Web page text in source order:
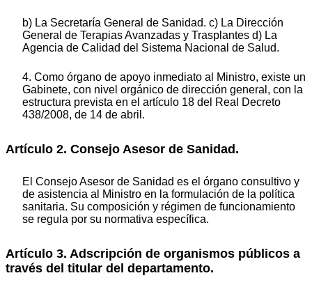
b) La Secretaría General de Sanidad. c) La Dirección
General de Terapias Avanzadas y Trasplantes d) La
Agencia de Calidad del Sistema Nacional de Salud.
4. Como órgano de apoyo inmediato al Ministro, existe un
Gabinete, con nivel orgánico de dirección general, con la
estructura prevista en el artículo 18 del Real Decreto
438/2008, de 14 de abril.
Artículo 2. Consejo Asesor de Sanidad.
El Consejo Asesor de Sanidad es el órgano consultivo y
de asistencia al Ministro en la formulación de la política
sanitaria. Su composición y régimen de funcionamiento
se regula por su normativa específica.
Artículo 3. Adscripción de organismos públicos a
través del titular del departamento.